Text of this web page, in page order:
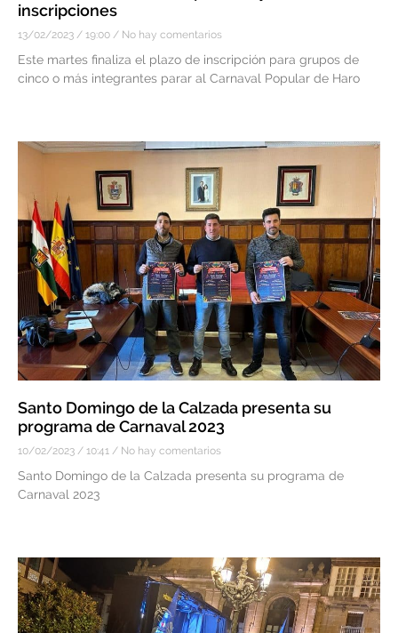
inscripciones
13/02/2023 19:00 No hay comentarios
Este martes finaliza el plazo de inscripción para grupos de
cinco o más integrantes parar al Carnaval Popular de Haro
Santo Domingo de la Calzada presenta su
programa de Carnaval 2023
10/02/2023 10:41 No hay comentarios
Santo Domingo de la Calzada presenta su programa de
Carnaval 2023